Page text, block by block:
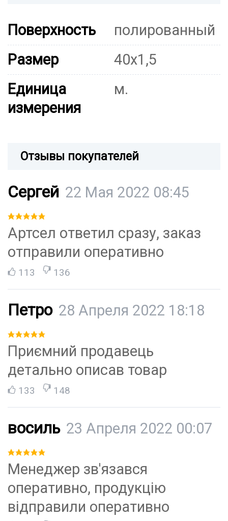
Поверхность
полированный
Размер
40х1,5
Единица
измерения
м.
Отзывы покупателей
Сергей 22 Мая 2022 08:45
Артсел ответил сразу, заказ
отправили оперативно
113 136
Петро 28 Апреля 2022 18:18
Приємний продавець
детально описав товар
133 148
восиль 23 Апреля 2022 00:07
Менеджер зв'язався
оперативно, продукцію
відправили оперативно